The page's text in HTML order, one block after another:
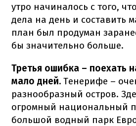
утро начиналось с того,
дела на день и составить
план был продуман
бы значительно больше.
Третья ошибка – поехать
мало дней. Тенерифе –
разнообразный остров.
огромный национальный
большой водный парк